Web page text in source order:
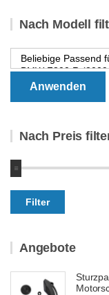
Nach Modell
Anwenden
Nach Preis
Min.
Preis
Max.
Preis
Filter
Angebote